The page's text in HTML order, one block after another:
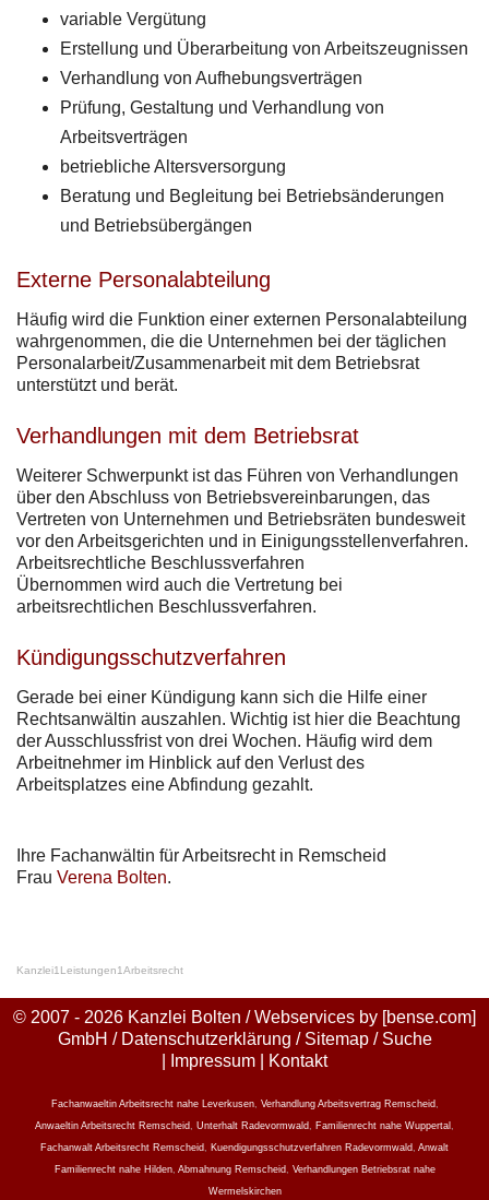
variable Vergütung
Erstellung und Überarbeitung von Arbeitszeugnissen
Verhandlung von Aufhebungsverträgen
Prüfung, Gestaltung und Verhandlung von
Arbeitsverträgen
betriebliche Altersversorgung
Beratung und Begleitung bei Betriebsänderungen
und Betriebsübergängen
Externe Personalabteilung
Häufig wird die Funktion einer externen Personalabteilung
wahrgenommen, die die Unternehmen bei der täglichen
Personalarbeit/Zusammenarbeit mit dem Betriebsrat
unterstützt und berät.
Verhandlungen mit dem Betriebsrat
Weiterer Schwerpunkt ist das Führen von Verhandlungen
über den Abschluss von Betriebsvereinbarungen, das
Vertreten von Unternehmen und Betriebsräten bundesweit
vor den Arbeitsgerichten und in Einigungsstellenverfahren.
Arbeitsrechtliche Beschlussverfahren
Übernommen wird auch die Vertretung bei
arbeitsrechtlichen Beschlussverfahren.
Kündigungsschutzverfahren
Gerade bei einer Kündigung kann sich die Hilfe einer
Rechtsanwältin auszahlen. Wichtig ist hier die Beachtung
der Ausschlussfrist von drei Wochen. Häufig wird dem
Arbeitnehmer im Hinblick auf den Verlust des
Arbeitsplatzes eine Abfindung gezahlt.
Ihre Fachanwältin für Arbeitsrecht in Remscheid
Frau Verena Bolten.
Kanzlei1 Leistungen1Arbeitsrecht
© 2007 - 2026 Kanzlei Bolten / Webservices by [bense.com]
GmbH / Datenschutzerklärung / Sitemap/ Suche
Impressum Kontakt
Fachanwaeltin Arbeitsrecht nahe Leverkusen, Verhandlung Arbeitsvertrag Remscheid
Anwaeltin Arbeitsrecht Remscheid
Unterhalt Radevormwald Familienrecht nahe Wuppertal
Fachanwalt Arbeitsrecht Remscheid
Kuendigungsschutzverfahren Radevormwald Anwalt
Familienrecht nahe Hilden, Abmahnung Remscheid
Verhandlungen Betriebsrat nahe
Wermelskirchen